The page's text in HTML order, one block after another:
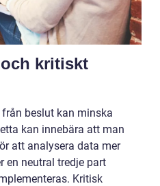
kritiskt
beslut kan minska
kan innebära att man
att analysera data mer
en neutral tredje part
Kritisk